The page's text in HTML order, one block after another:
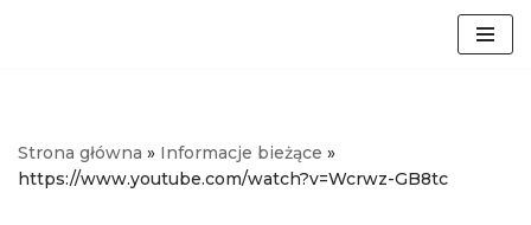
Strona główna » Informacje bieżące »
https://www.youtube.com/watch?v=Wcrwz-GB8tc